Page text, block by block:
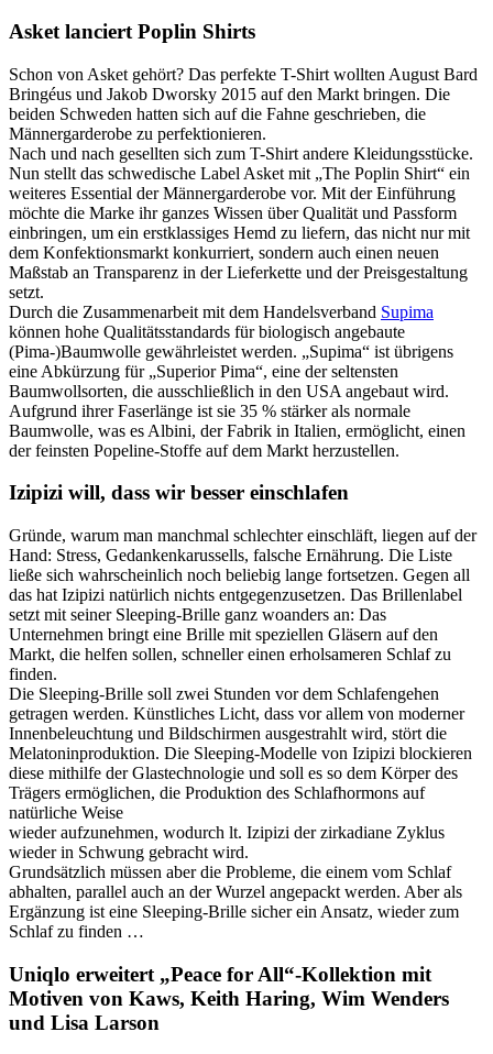
Asket lanciert Poplin Shirts
Schon von Asket gehört? Das perfekte T-Shirt wollten August Bard
Bringéus und Jakob Dworsky 2015 auf den Markt bringen. Die
beiden Schweden hatten sich auf die Fahne geschrieben, die
Männergarderobe zu perfektionieren.
Nach und nach gesellten sich zum T-Shirt andere Kleidungsstücke.
Nun stellt das schwedische Label Asket mit „The Poplin Shirt“ ein
weiteres Essential der Männergarderobe vor. Mit der Einführung
möchte die Marke ihr ganzes Wissen über Qualität und Passform
einbringen, um ein erstklassiges Hemd zu liefern, das nicht nur mit
dem Konfektionsmarkt konkurriert, sondern auch einen neuen
Maßstab an Transparenz in der Lieferkette und der Preisgestaltung
setzt.
Durch die Zusammenarbeit mit dem Handelsverband Supima
können hohe Qualitätsstandards für biologisch angebaute
(Pima-)Baumwolle gewährleistet werden. „Supima“ ist übrigens
eine Abkürzung für „Superior Pima“, eine der seltensten
Baumwollsorten, die ausschließlich in den USA angebaut wird.
Aufgrund ihrer Faserlänge ist sie 35 % stärker als normale
Baumwolle, was es Albini, der Fabrik in Italien, ermöglicht, einen
der feinsten Popeline-Stoffe auf dem Markt herzustellen.
Izipizi will, dass wir besser einschlafen
Gründe, warum man manchmal schlechter einschläft, liegen auf der
Hand: Stress, Gedankenkarussells, falsche Ernährung. Die Liste
ließe sich wahrscheinlich noch beliebig lange fortsetzen. Gegen all
das hat Izipizi natürlich nichts entgegenzusetzen. Das Brillenlabel
setzt mit seiner Sleeping-Brille ganz woanders an: Das
Unternehmen bringt eine Brille mit speziellen Gläsern auf den
Markt, die helfen sollen, schneller einen erholsameren Schlaf zu
finden.
Die Sleeping-Brille soll zwei Stunden vor dem Schlafengehen
getragen werden. Künstliches Licht, dass vor allem von moderner
Innenbeleuchtung und Bildschirmen ausgestrahlt wird, stört die
Melatoninproduktion. Die Sleeping-Modelle von Izipizi blockieren
diese mithilfe der Glastechnologie und soll es so dem Körper des
Trägers ermöglichen, die Produktion des Schlafhormons auf
natürliche Weise
wieder aufzunehmen, wodurch lt. Izipizi der zirkadiane Zyklus
wieder in Schwung gebracht wird.
Grundsätzlich müssen aber die Probleme, die einem vom Schlaf
abhalten, parallel auch an der Wurzel angepackt werden. Aber als
Ergänzung ist eine Sleeping-Brille sicher ein Ansatz, wieder zum
Schlaf zu finden …
Uniqlo erweitert „Peace for All“-Kollektion mit
Motiven von Kaws, Keith Haring, Wim Wenders
und Lisa Larson